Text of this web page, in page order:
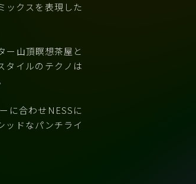
ックスを表現した
ー山頂瞑想茶屋と
タイルのテクノは
に合わせNESSに
ッドなパンチライ